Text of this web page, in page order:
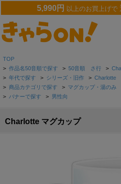
5,990円 以上のお買上げで
TOP
> 作品名50音順で探す > 50音順 さ行 >
> 年代で探す > シリーズ・旧作 > Charlotte
> 商品カテゴリで探す > マグカップ・湯のみ
> バナーで探す > 男性向
Charlotte マグカップ